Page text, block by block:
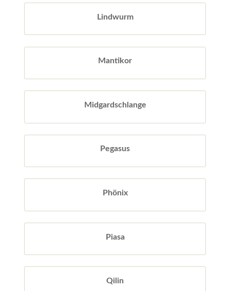
Lindwurm
Mantikor
Midgardschlange
Pegasus
Phönix
Piasa
Qilin